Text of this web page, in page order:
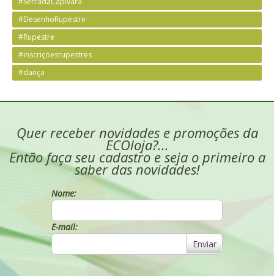
#DesenhoRupestre
#Rupestre
#inscriçoesrupestres
#dança
Quer receber novidades e promoções da
ECOloja?...
Então faça seu cadastro e seja o primeiro a
saber das novidades!
Nome:
E-mail:
Enviar